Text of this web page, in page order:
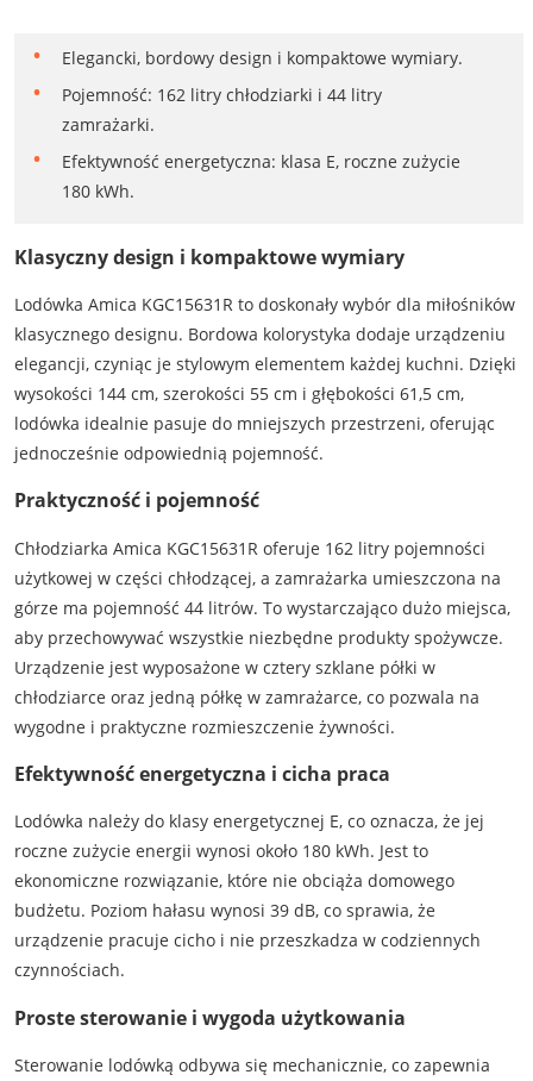
Elegancki, bordowy design i kompaktowe wymiary.
Pojemność: 162 litry chłodziarki i 44 litry
zamrażarki.
Efektywność energetyczna: klasa E, roczne zużycie
180 kWh.
Klasyczny design i kompaktowe wymiary
Lodówka Amica KGC15631R to doskonały wybór dla miłośników
klasycznego designu. Bordowa kolorystyka dodaje urządzeniu
elegancji, czyniąc je stylowym elementem każdej kuchni. Dzięki
wysokości 144 cm, szerokości 55 cm i głębokości 61,5 cm,
lodówka idealnie pasuje do mniejszych przestrzeni, oferując
jednocześnie odpowiednią pojemność.
Praktyczność i pojemność
Chłodziarka Amica KGC15631R oferuje 162 litry pojemności
użytkowej w części chłodzącej, a zamrażarka umieszczona na
górze ma pojemność 44 litrów. To wystarczająco dużo miejsca,
aby przechowywać wszystkie niezbędne produkty spożywcze.
Urządzenie jest wyposażone w cztery szklane półki w
chłodziarce oraz jedną półkę w zamrażarce, co pozwala na
wygodne i praktyczne rozmieszczenie żywności.
Efektywność energetyczna i cicha praca
Lodówka należy do klasy energetycznej E, co oznacza, że jej
roczne zużycie energii wynosi około 180 kWh. Jest to
ekonomiczne rozwiązanie, które nie obciąża domowego
budżetu. Poziom hałasu wynosi 39 dB, co sprawia, że
urządzenie pracuje cicho i nie przeszkadza w codziennych
czynnościach​.
Proste sterowanie i wygoda użytkowania
Sterowanie lodówką odbywa się mechanicznie, co zapewnia